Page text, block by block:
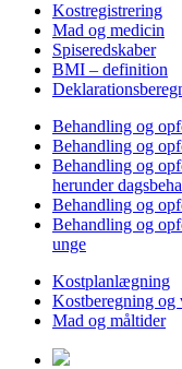
Kostregistrering
Mad og medicin
Spiseredskaber
BMI – definition
Behandling og
Behandling og
Behandling og
herunder
Behandling og
Behandling og
unge
Kostplanlægning
Kostberegning og
Mad og måltider